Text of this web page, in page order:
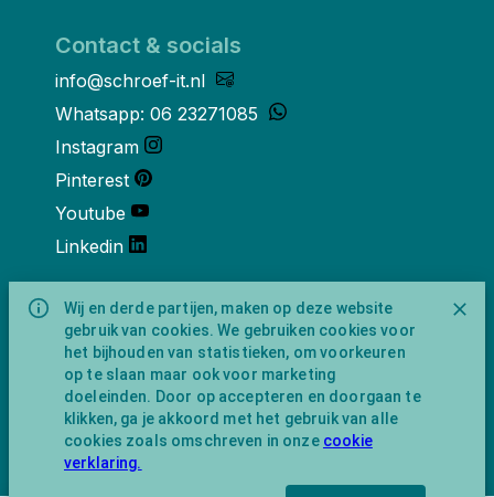
Wij en derde partijen, maken op deze website
gebruik van cookies. We gebruiken cookies voor
het bijhouden van statistieken, om voorkeuren
op te slaan maar ook voor marketing
doeleinden. Door op accepteren en doorgaan te
klikken, ga je akkoord met het gebruik van alle
cookies zoals omschreven in onze cookie
verklaring.
Contact & socials
info@schroef-it.nl
Whatsapp: 06 23271085
Instagram
Pinterest
Youtube
Linkedin
Over ons
Schroef-it is een handelsnaam van
NewFeather B.V. geregisteerd onder KVK
nummer 91702593 met BTW-
identificatienummer NL865743009B01.
Postadres Amsterdamseweg 91 1422 AC
Uithoorn (geen bezoekadres).